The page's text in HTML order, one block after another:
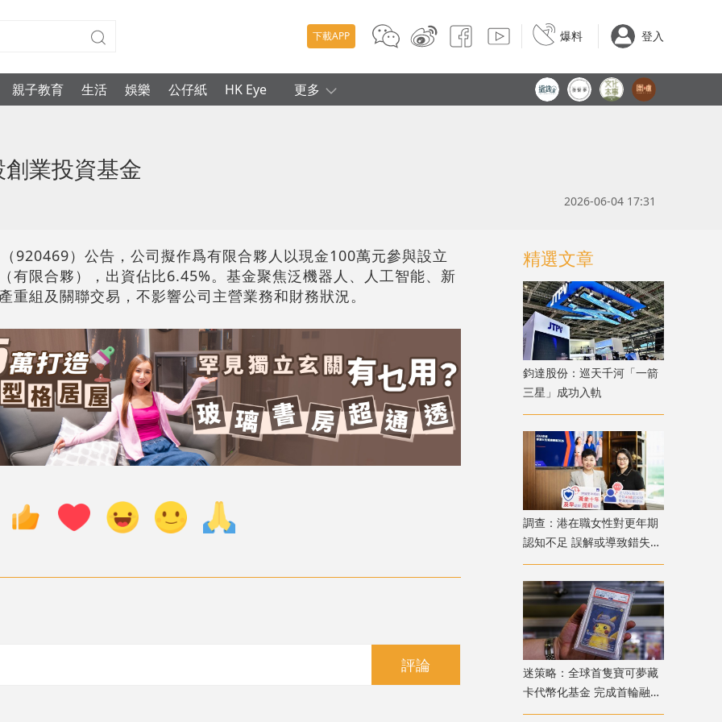
下載APP 爆料 登入
親子教育 生活 娛樂 公仔紙 HK Eye 更多
業投資基金
2026-06-04 17:31
920469）公告，公司擬作爲有限合夥人以現金100萬元參與設立
有限合夥），出資佔比6.45%。基金聚焦泛機器人、人工智能、新
重組及關聯交易，不影響公司主營業務和財務狀況。
評論
精選文章
鈞達股份：巡天千河「一箭
三星」成功入軌
調查：港在職女性對更年期
認知不足 誤解或導致錯失
「黃金預防期」
迷策略：全球首隻寶可夢藏
卡代幣化基金 完成首輪融資
兼獲超購